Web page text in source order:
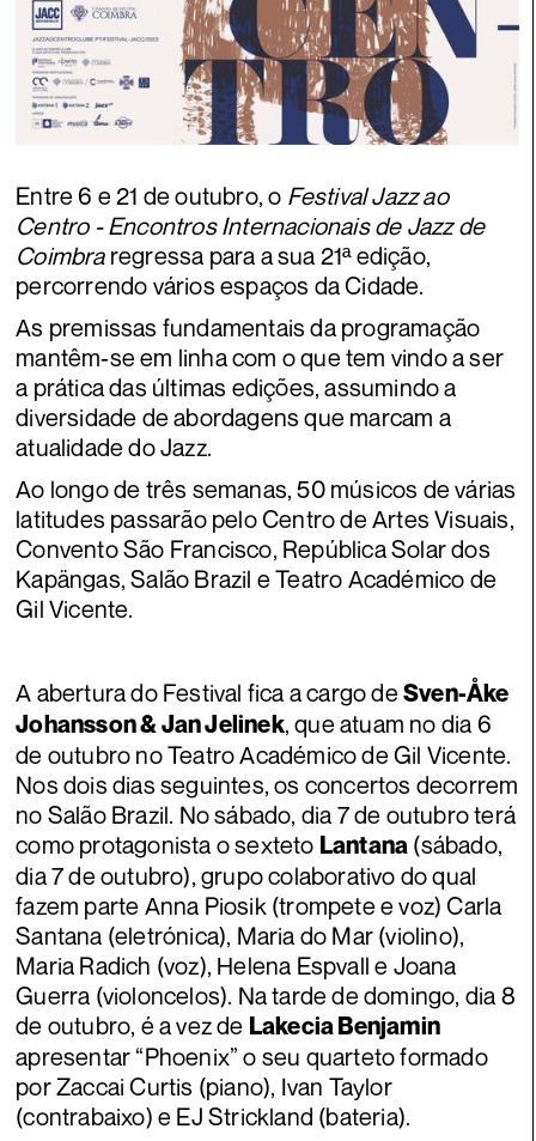
Entre 6 e 21 de outubro, o Festival Jazz ao
Centro - Encontros Internacionais de Jazz de
Coimbraregressa para a sua 21ª edição,
percorrendo vários espaços da Cidade.
As premissas fundamentais da programação
mantêm-se em linha com o que tem vindo a ser
a prática das últimas edições, assumindo a
diversidade de abordagens que marcam a
atualidade do Jazz.
Ao longo de três semanas, 50 músicos de várias
latitudes passarão pelo Centro de Artes Visuais,
Convento São Francisco, República Solar dos
Kapängas, Salão Brazil e Teatro Académico de
Gil Vicente.
A abertura do Festival fica a cargo deSven-Åke
Johansson & Jan Jelinek, que atuam no dia 6
de outubro no Teatro Académico de Gil Vicente.
Nos dois dias seguintes, os concertos decorrem
no Salão Brazil. No sábado, dia 7 de outubro terá
como protagonista o sexteto Lantana (sábado,
dia 7 de outubro), grupo colaborativo do qual
fazem parte Anna Piosik (trompete e voz) Carla
Santana (eletrónica), Maria do Mar (violino),
Maria Radich (voz), Helena Espvall e Joana
Guerra (violoncelos). Na tarde de domingo, dia 8
de outubro, é a vez de Lakecia Benjamin
apresentar “Phoenix” o seu quarteto formado
por Zaccai Curtis (piano), Ivan Taylor
(contrabaixo) e EJ Strickland (bateria).